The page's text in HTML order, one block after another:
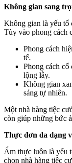
Không gian sang
Không gian là yếu tố
Tùy vào phong cách
Phong cách
tế.
Phong cách cổ
lộng lẫy.
Không gian
sáng tự nhiên.
Một nhà hàng tiệc
còn giúp những bức
Thực đơn đa dạng
Ẩm thực luôn là yếu
chọn nhà hàng tiệc